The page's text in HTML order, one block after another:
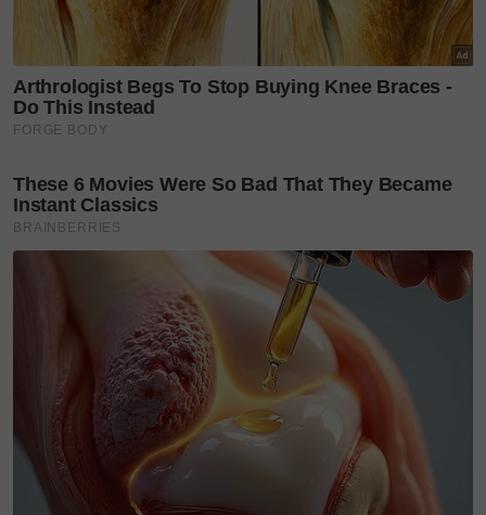
"Menurut rakan-rakan, dia datang lambat dan tidak
pasti parkir di mana. Tiada yang tahu status Ammar
selepas itu.